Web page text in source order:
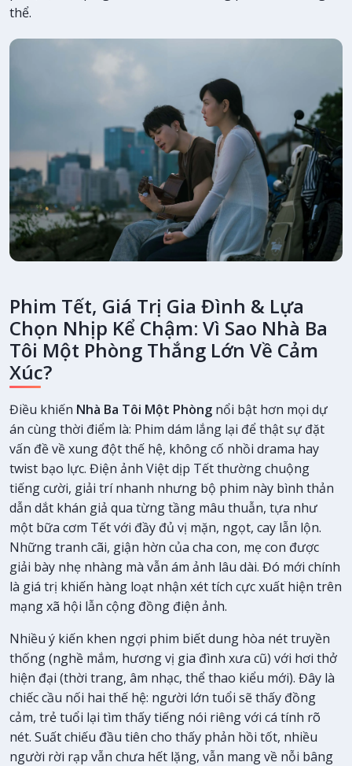
thể.
Phim Tết, Giá Trị Gia Đình & Lựa
Chọn Nhịp Kể Chậm: Vì Sao Nhà Ba
Tôi Một Phòng Thắng Lớn Về Cảm
Xúc?
Điều khiến Nhà Ba Tôi Một Phòng nổi bật hơn mọi dự
án cùng thời điểm là: Phim dám lắng lại để thật sự đặt
vấn đề về xung đột thế hệ, không cố nhồi drama hay
twist bạo lực. Điện ảnh Việt dịp Tết thường chuộng
tiếng cười, giải trí nhanh nhưng bộ phim này bình thản
dẫn dắt khán giả qua từng tầng mâu thuẫn, tựa như
một bữa cơm Tết với đầy đủ vị mặn, ngọt, cay lẫn lộn.
Những tranh cãi, giận hờn của cha con, mẹ con được
giải bày nhẹ nhàng mà vẫn ám ảnh lâu dài. Đó mới chính
là giá trị khiến hàng loạt nhận xét tích cực xuất hiện trên
mạng xã hội lẫn cộng đồng điện ảnh.
Nhiều ý kiến khen ngợi phim biết dung hòa nét truyền
thống (nghề mắm, hương vị gia đình xưa cũ) với hơi thở
hiện đại (thời trang, âm nhạc, thể thao kiểu mới). Đây là
chiếc cầu nối hai thế hệ: người lớn tuổi sẽ thấy đồng
cảm, trẻ tuổi lại tìm thấy tiếng nói riêng với cá tính rõ
nét. Suất chiếu đầu tiên cho thấy phản hồi tốt, nhiều
người rời rạp vẫn chưa hết lặng, vẫn mang về nỗi bâng